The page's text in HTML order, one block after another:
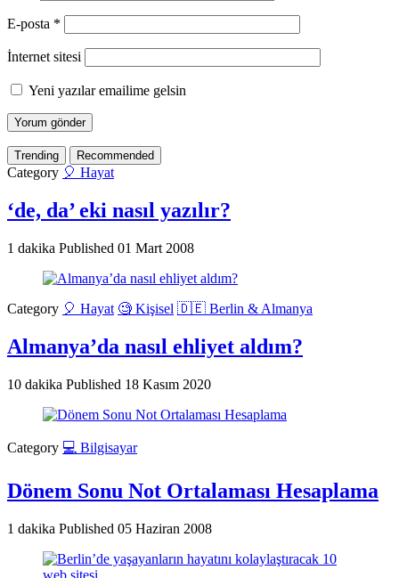
E-posta *
İnternet sitesi
Yeni yazılar emailime gelsin
Trending Recommended
Category 🎈 Hayat
‘de, da’ eki nasıl yazılır?
1 dakika Published 01 Mart 2008
Category 🎈 Hayat 🧐 Kişisel 🇩🇪 Berlin & Almanya
Almanya’da nasıl ehliyet aldım?
10 dakika Published 18 Kasım 2020
Category 💻 Bilgisayar
Dönem Sonu Not Ortalaması Hesaplama
1 dakika Published 05 Haziran 2008